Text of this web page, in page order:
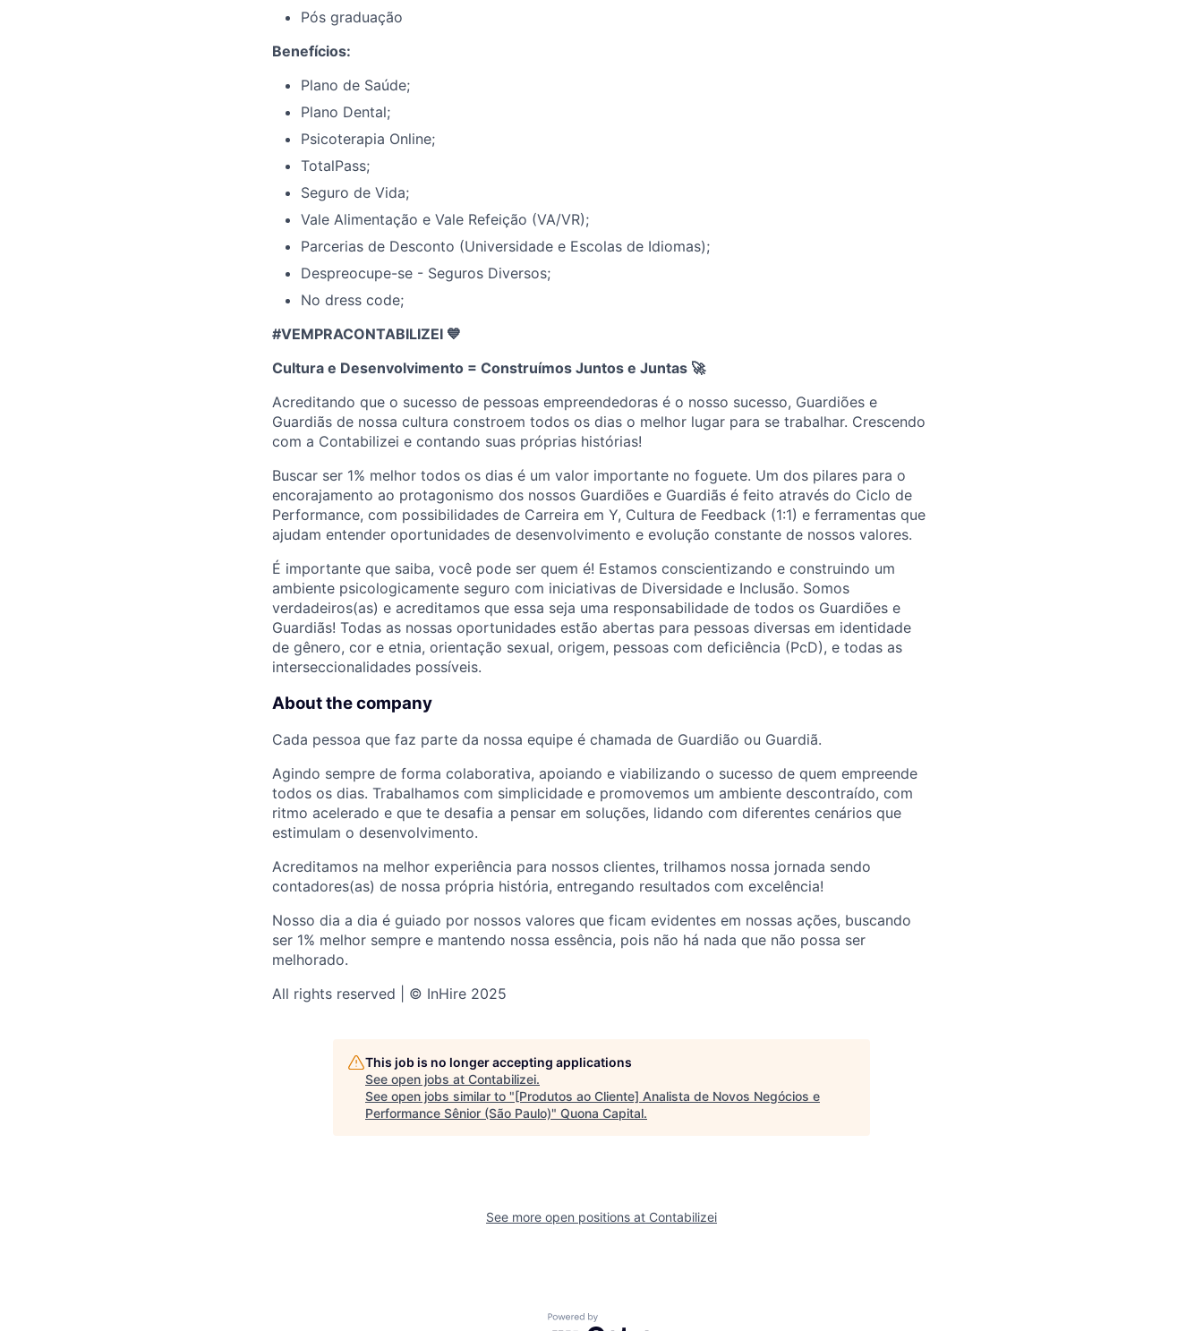
Pós graduação
Benefícios:
Plano de Saúde;
Plano Dental;
Psicoterapia Online;
TotalPass;
Seguro de Vida;
Vale Alimentação e Vale Refeição (VA/VR);
Parcerias de Desconto (Universidade e Escolas de Idiomas);
Despreocupe-se - Seguros Diversos;
No dress code;
#VEMPRACONTABILIZEI 💙
Cultura e Desenvolvimento = Construímos Juntos e Juntas 🚀
Acreditando que o sucesso de pessoas empreendedoras é o nosso sucesso, Guardiões e
Guardiãs de nossa cultura constroem todos os dias o melhor lugar para se trabalhar. Crescendo
com a Contabilizei e contando suas próprias histórias!
Buscar ser 1% melhor todos os dias é um valor importante no foguete. Um dos pilares para o
encorajamento ao protagonismo dos nossos Guardiões e Guardiãs é feito através do Ciclo de
Performance, com possibilidades de Carreira em Y, Cultura de Feedback (1:1) e ferramentas que
ajudam entender oportunidades de desenvolvimento e evolução constante de nossos valores.
É importante que saiba, você pode ser quem é! Estamos conscientizando e construindo um
ambiente psicologicamente seguro com iniciativas de Diversidade e Inclusão. Somos
verdadeiros(as) e acreditamos que essa seja uma responsabilidade de todos os Guardiões e
Guardiãs! Todas as nossas oportunidades estão abertas para pessoas diversas em identidade
de gênero, cor e etnia, orientação sexual, origem, pessoas com deficiência (PcD), e todas as
interseccionalidades possíveis.
About the company
Cada pessoa que faz parte da nossa equipe é chamada de Guardião ou Guardiã.
Agindo sempre de forma colaborativa, apoiando e viabilizando o sucesso de quem empreende
todos os dias. Trabalhamos com simplicidade e promovemos um ambiente descontraído, com
ritmo acelerado e que te desafia a pensar em soluções, lidando com diferentes cenários que
estimulam o desenvolvimento.
Acreditamos na melhor experiência para nossos clientes, trilhamos nossa jornada sendo
contadores(as) de nossa própria história, entregando resultados com excelência!
Nosso dia a dia é guiado por nossos valores que ficam evidentes em nossas ações, buscando
ser 1% melhor sempre e mantendo nossa essência, pois não há nada que não possa ser
melhorado.
All rights reserved | © InHire 2025
This job is no longer accepting applications
See open jobs at Contabilizei.
See open jobs similar to "[Produtos ao Cliente] Analista de Novos Negócios e
Performance Sênior (São Paulo)" Quona Capital.
See more open positions at Contabilizei
Powered by Getro.com